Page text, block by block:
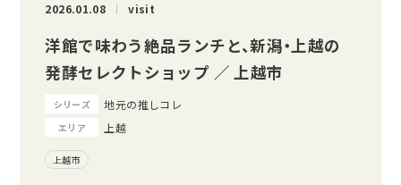
2026.01.08 visit
洋館で味わう絶品ランチと、新潟・上越の
発酵セレクトショップ ／ 上越市
シリーズ 地元の推しコレ
エリア 上越
上越市